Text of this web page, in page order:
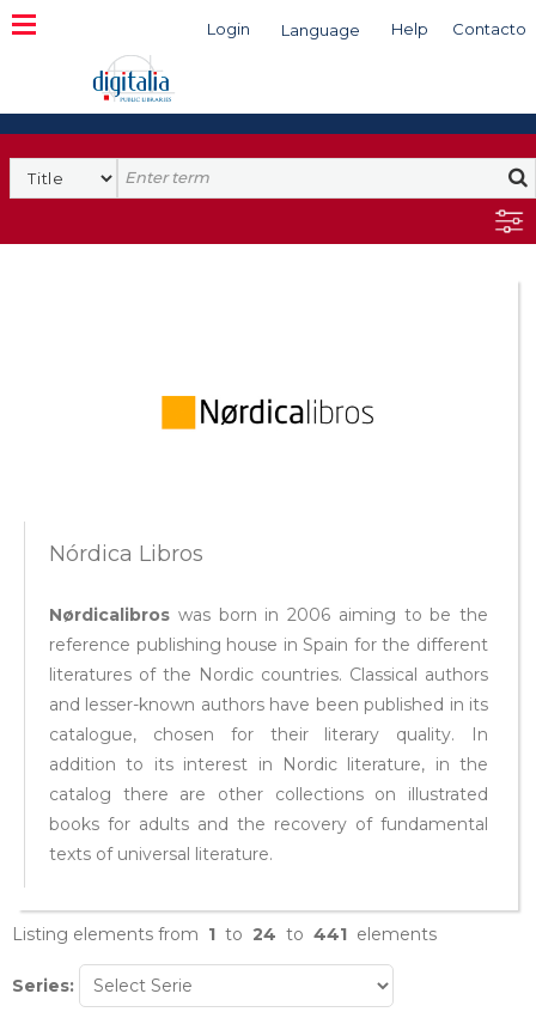
Login Language Help Contacto
Search
Nórdica Libros
Nørdicalibros was born in 2006 aiming to be the
reference publishing house in Spain for the different
literatures of the Nordic countries. Classical authors
and lesser-known authors have been published in its
catalogue, chosen for their literary quality. In
addition to its interest in Nordic literature, in the
catalog there are other collections on illustrated
books for adults and the recovery of fundamental
texts of universal literature.
Listing elements from 1 to 24 to 441 elements
Series: